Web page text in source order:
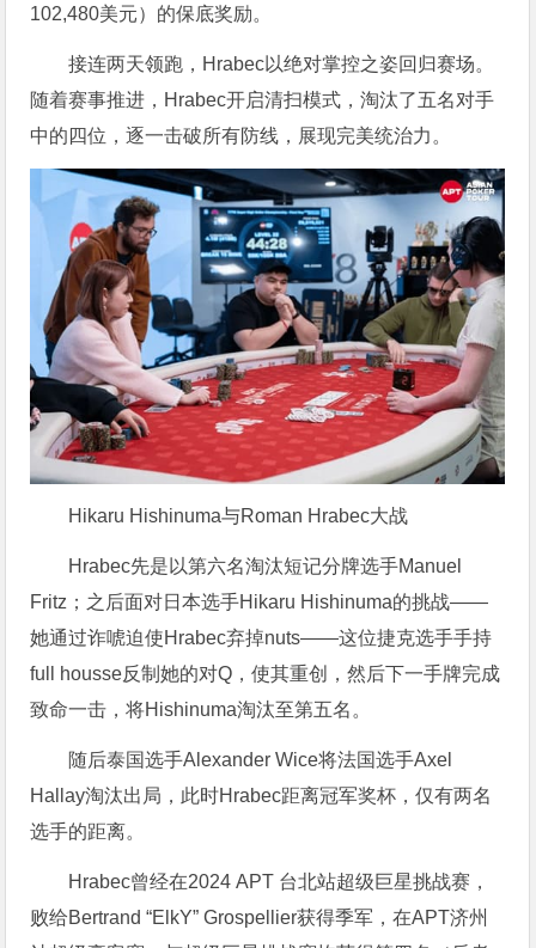
102,480美元）的保底奖励。
接连两天领跑，Hrabec以绝对掌控之姿回归赛场。
随着赛事推进，Hrabec开启清扫模式，淘汰了五名对手
中的四位，逐一击破所有防线，展现完美统治力。
Hikaru Hishinuma与Roman Hrabec大战
Hrabec先是以第六名淘汰短记分牌选手Manuel
Fritz；之后面对日本选手Hikaru Hishinuma的挑战——
她通过诈唬迫使Hrabec弃掉nuts——这位捷克选手手持
full housse反制她的对Q，使其重创，然后下一手牌完成
致命一击，将Hishinuma淘汰至第五名。
随后泰国选手Alexander Wice将法国选手Axel
Hallay淘汰出局，此时Hrabec距离冠军奖杯，仅有两名
选手的距离。
Hrabec曾经在2024 APT 台北站超级巨星挑战赛，
败给Bertrand “ElkY” Grospellier获得季军，在APT济州